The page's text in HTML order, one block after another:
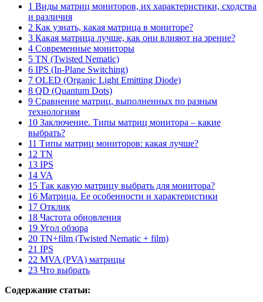
1 Виды матриц мониторов, их характеристики, сходства
и различия
2 Как узнать, какая матрица в мониторе?
3 Какая матрица лучше, как они влияют на зрение?
4 Современные мониторы
5 TN (Twisted Nematic)
6 IPS (In-Plane Switching)
7 OLED (Organic Light Emitting Diode)
8 QD (Quantum Dots)
9 Сравнение матриц, выполненных по разным
технологиям
10 Заключение. Типы матриц монитора – какие
выбрать?
11 Типы матриц мониторов: какая лучше?
12 TN
13 IPS
14 VA
15 Так какую матрицу выбрать для монитора?
16 Матрица. Ее особенности и характеристики
17 Отклик
18 Частота обновления
19 Угол обзора
20 TN+film (Twisted Nematic + film)
21 IPS
22 MVA (PVA) матрицы
23 Что выбрать
Содержание статьи: